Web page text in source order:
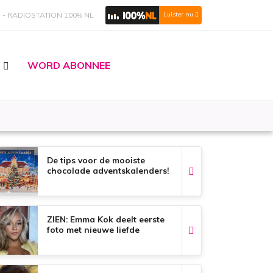
RADIOSTATION 100% NL Luister nu
WORD ABONNEE
De tips voor de mooiste
chocolade adventskalenders!
ZIEN: Emma Kok deelt eerste
foto met nieuwe liefde